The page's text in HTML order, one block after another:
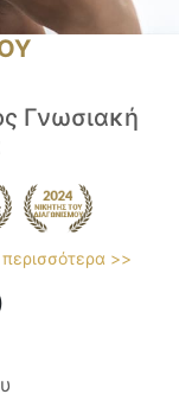
Γνωσιακή
περισσότερα >>